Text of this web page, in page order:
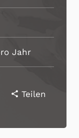
Jahr
share Teilen